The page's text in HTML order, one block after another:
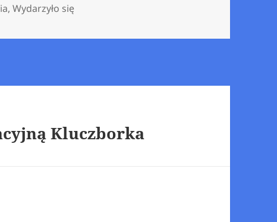
,Wydarzyło się
Kluczborka